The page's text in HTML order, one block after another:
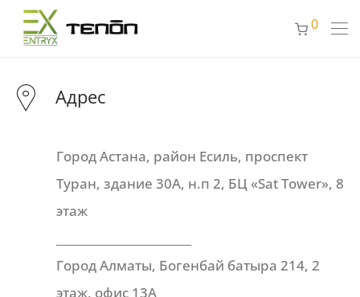
0
Адрес
Город Астана, район Есиль, проспект
Туран, здание 30А, н.п 2, БЦ «Sat Tower», 8
этаж
Город Алматы, Богенбай батыра 214, 2
этаж, офис 13А